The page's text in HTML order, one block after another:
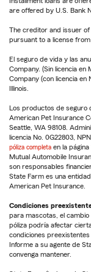
are offered by U.S. Bank
The creditor and issuer of
pursuant to a license from
El seguro de vida y las
Company. (Sin licencia
Company (con licencia en
Illinois.
Los productos de seguro
American Pet Insurance
Seattle, WA 98108.
licencia No. 0G22803,
póliza completa en la
Mutual Automobile
son responsables
State Farm es una
American Pet Insurance.
Condiciones
para mascotas, el
póliza podría afectar
condiciones
Informe a su agente de
convenga mantener.